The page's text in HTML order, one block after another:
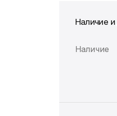
Наличие
Наличие